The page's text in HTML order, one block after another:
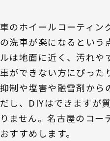
車のホイールコーティン
の洗車が楽になるという
ルは地面に近く、汚れや
車ができない方にぴった
抑制や塩害や融雪剤から
だし、DIYはできますが
りません。名古屋のコー
おすすめします。